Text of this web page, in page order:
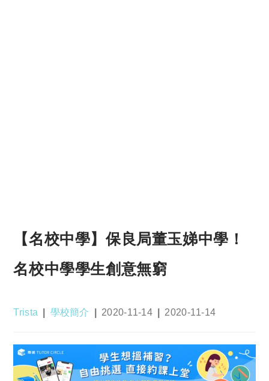
【名校中學】保良局董玉娣中學！
名校中學學生創意無窮
Post
Trista
Post
學校簡介
Post
2020-11-14
Post
2020-11-14